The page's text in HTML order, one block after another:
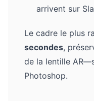
arrivent sur
Le cadre le plus
secondes,
de la lentille
Photoshop.